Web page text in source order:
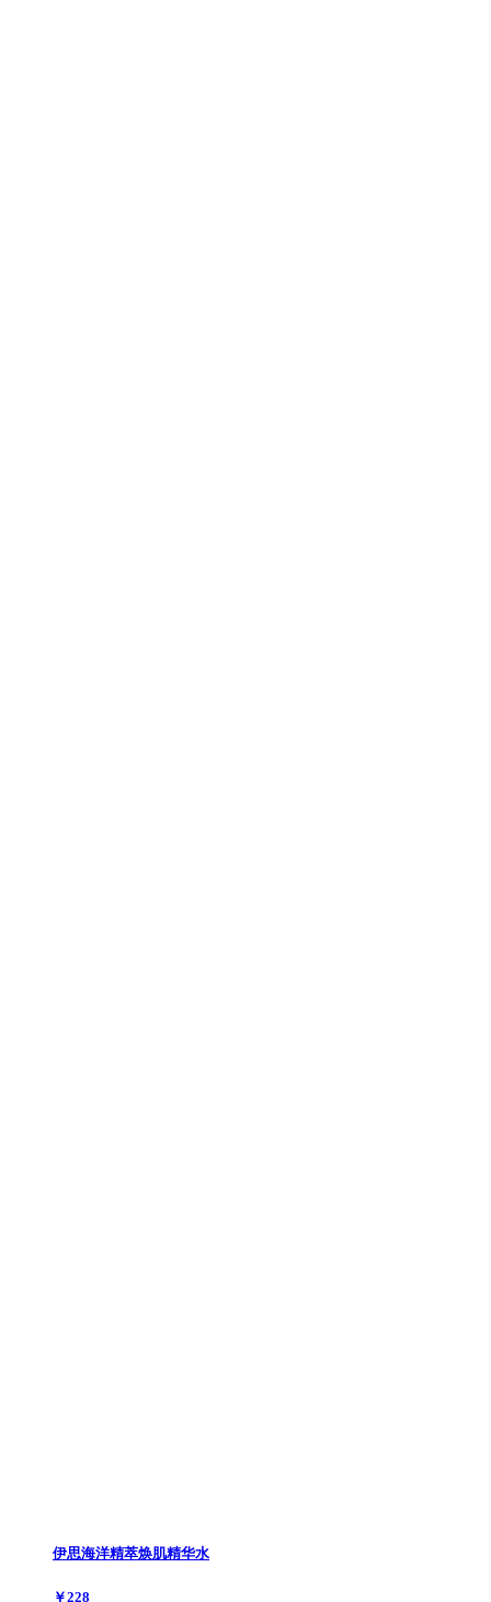
伊思海洋精萃焕肌精华水
￥228